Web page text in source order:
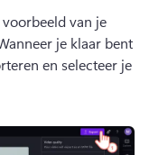
van je
je klaar bent
en selecteer je